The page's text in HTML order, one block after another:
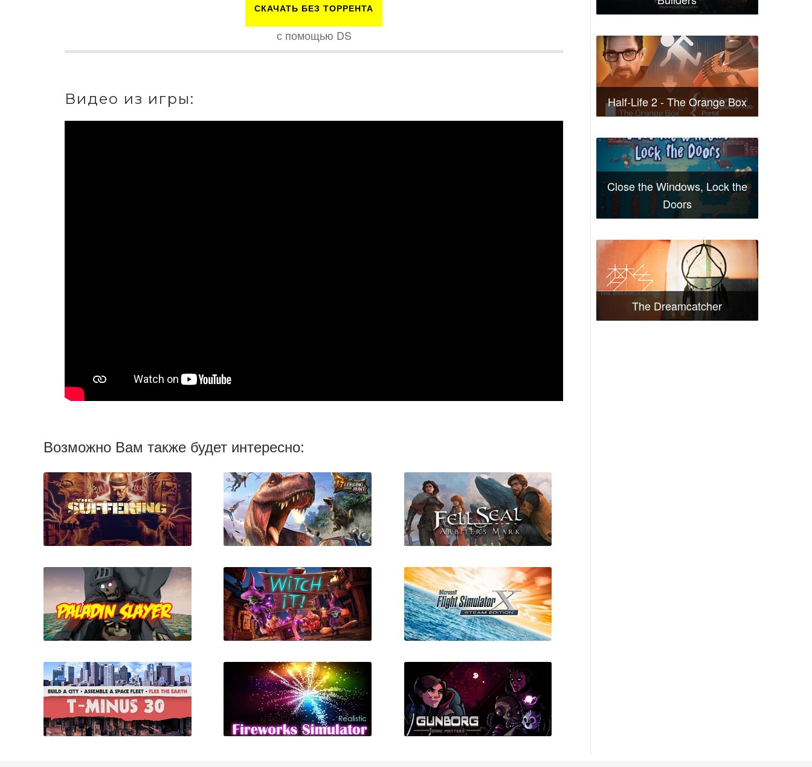
СКАЧАТЬ БЕЗ ТОРРЕНТА
с помощью DS
Видео из игры:
Возможно Вам также будет интересно:
Paladin Slayer Witch It
Microsoft Flight Simulator
Half-Life 2 - The Orange Box
Close the Windows, Lock the
Doors
The Dreamcatcher